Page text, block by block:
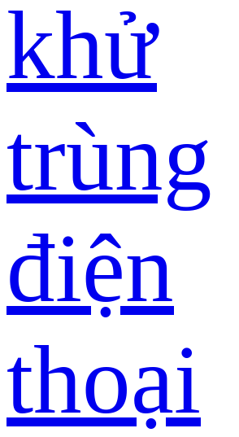
khử
trùng
điện
thoại